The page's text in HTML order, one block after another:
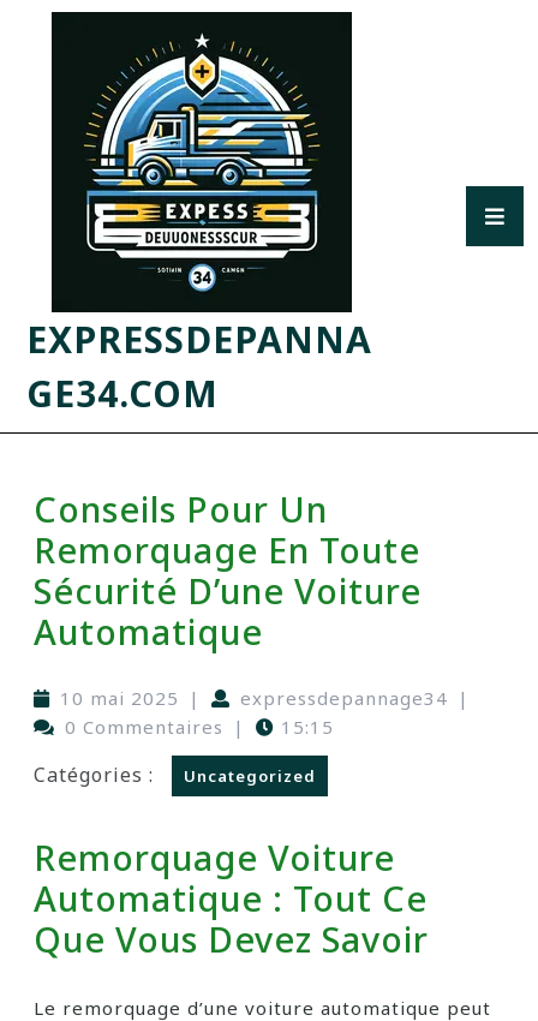
EXPRESSDEPANNA
GE34.COM
Conseils Pour Un
Remorquage En Toute
Sécurité D’une Voiture
Automatique
10 mai 2025 | expressdepannage34 |
0 Commentaires
| 15:15
Catégories : Uncategorized
Remorquage Voiture
Automatique : Tout Ce
Que Vous Devez Savoir
Le remorquage d’une voiture automatique peut